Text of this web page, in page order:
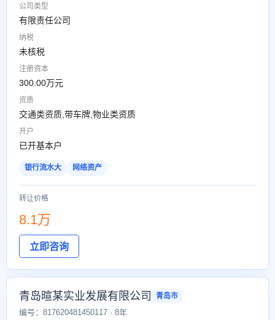
公司类型
有限责任公司
纳税
未核税
注册资本
300.00万元
资质
交通类资质,带车牌,物业类资质
开户
已开基本户
银行流水大 网络资产
转让价格
8.1万
立即咨询
青岛暄某实业发展有限公司 青岛市
编号：817620481450117 · 8年